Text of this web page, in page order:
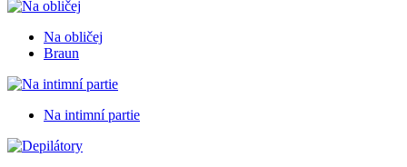
Na obličej
Braun
Na intimní partie